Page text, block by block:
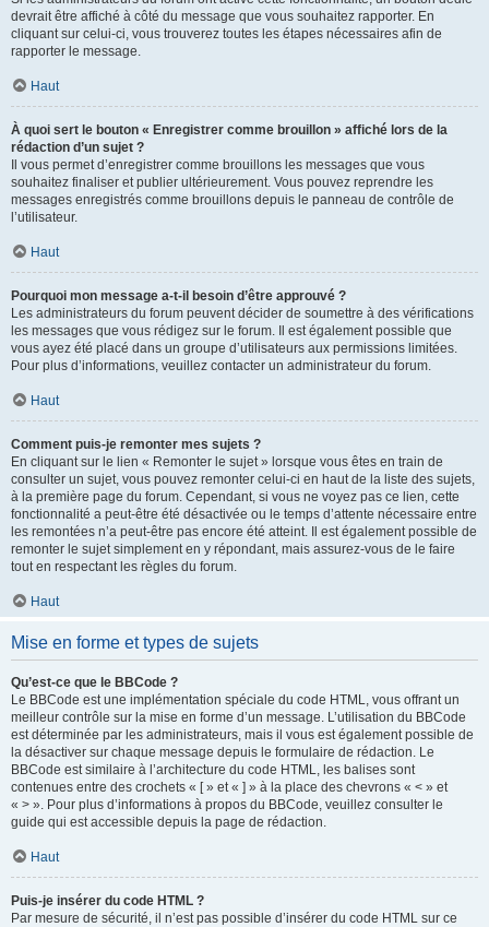
devrait être affiché à côté du message que vous souhaitez rapporter. En
cliquant sur celui-ci, vous trouverez toutes les étapes nécessaires afin de
rapporter le message.
Haut
À quoi sert le bouton « Enregistrer comme brouillon » affiché lors de la
rédaction d’un sujet ?
Il vous permet d’enregistrer comme brouillons les messages que vous
souhaitez finaliser et publier ultérieurement. Vous pouvez reprendre les
messages enregistrés comme brouillons depuis le panneau de contrôle de
l’utilisateur.
Haut
Pourquoi mon message a-t-il besoin d’être approuvé ?
Les administrateurs du forum peuvent décider de soumettre à des vérifications
les messages que vous rédigez sur le forum. Il est également possible que
vous ayez été placé dans un groupe d’utilisateurs aux permissions limitées.
Pour plus d’informations, veuillez contacter un administrateur du forum.
Haut
Comment puis-je remonter mes sujets ?
En cliquant sur le lien « Remonter le sujet » lorsque vous êtes en train de
consulter un sujet, vous pouvez remonter celui-ci en haut de la liste des sujets,
à la première page du forum. Cependant, si vous ne voyez pas ce lien, cette
fonctionnalité a peut-être été désactivée ou le temps d’attente nécessaire entre
les remontées n’a peut-être pas encore été atteint. Il est également possible de
remonter le sujet simplement en y répondant, mais assurez-vous de le faire
tout en respectant les règles du forum.
Haut
Mise en forme et types de sujets
Qu’est-ce que le BBCode ?
Le BBCode est une implémentation spéciale du code HTML, vous offrant un
meilleur contrôle sur la mise en forme d’un message. L’utilisation du BBCode
est déterminée par les administrateurs, mais il vous est également possible de
la désactiver sur chaque message depuis le formulaire de rédaction. Le
BBCode est similaire à l’architecture du code HTML, les balises sont
contenues entre des crochets « [ » et « ] » à la place des chevrons « < » et
« > ». Pour plus d’informations à propos du BBCode, veuillez consulter le
guide qui est accessible depuis la page de rédaction.
Haut
Puis-je insérer du code HTML ?
Par mesure de sécurité, il n’est pas possible d’insérer du code HTML sur ce